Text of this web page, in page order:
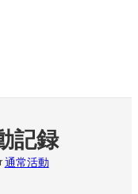
記録
通常活動